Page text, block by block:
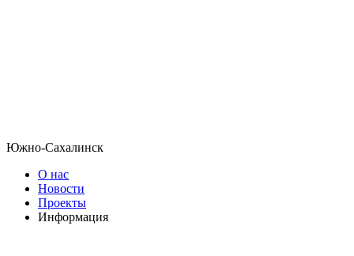
Южно-Сахалинск
О нас
Новости
Проекты
Информация